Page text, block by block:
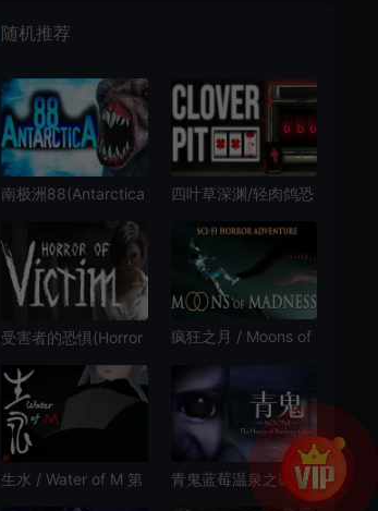
随机推荐
南极洲88(Antarctica
怖冒险生存游戏
四叶草深渊/轻肉鸽恐
下载
受害者的恐惧(Horror
中|PC|AVG|心理恐怖
游戏
疯狂之月 / Moons of
宙恐怖游戏
生水 / Water of M 第
青鬼蓝莓温泉之谜
(Aooni：The Horror